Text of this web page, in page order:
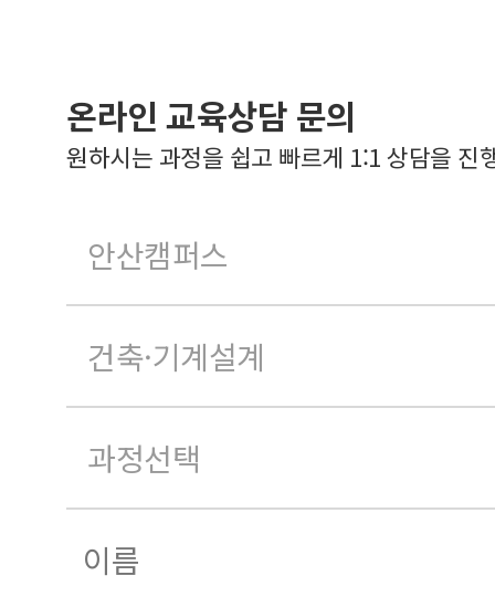
온라인 교육상담 문의
원하시는 과정을 쉽고 빠르게 1:1 상담을 진